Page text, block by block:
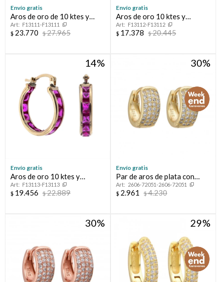
Envío gratis
Aros de oro de 10 ktes y
circonias
F13111-F13111
$ 23.770 $27.965
Envío gratis
Aros de oro 10 ktes y
circoniaF13112-F13112
$ 17.378 $20.445
14
Envío gratis
Aros de oro 10 ktes y
circonias
F13113-F13113
$ 19.456 $22.889
30
Envío gratis
Par de aros de plata con
baño de oro y circonias.
2606-72051-2606-72051
$ 2.961 $4.230
30 29